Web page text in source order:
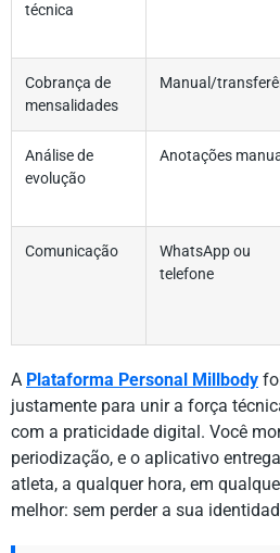
técnica
Cobrança de
mensalidades
Manual/
Análise de
evolução
Anotações
Comunicação
WhatsApp ou
telefone
A Plataforma Personal Millbody
justamente para unir a força
com a praticidade digital. Você
periodização, e o aplicativo
atleta, a qualquer hora, em
melhor: sem perder a sua